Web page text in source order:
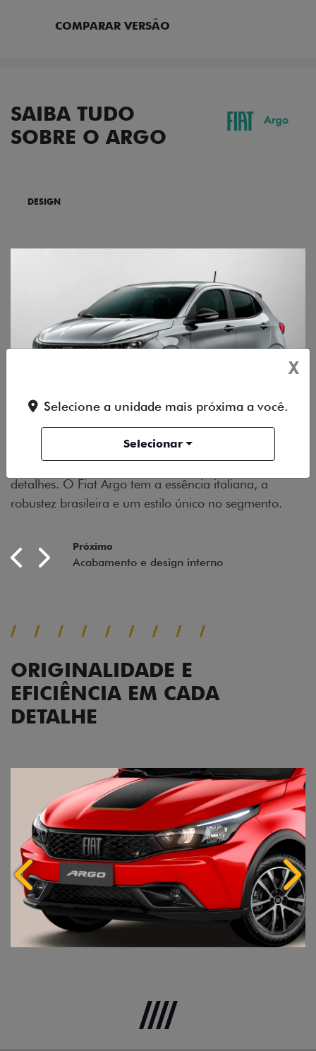
COMPARAR VERSÃO
SAIBA TUDO
SOBRE O ARGO
DESIGN
até nos pequenos
a essência italiana, a
estilo único no segmento.
ORIGINALIDADE E
EFICIÊNCIA EM CADA
DETALHE
Anterior
X
Selecione a unidade mais próxima a você.
Selecionar